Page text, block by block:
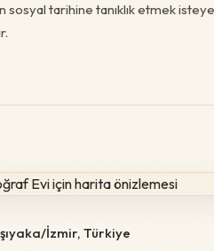
sosyal tarihine tanıklık etmek
İzmir, Türkiye